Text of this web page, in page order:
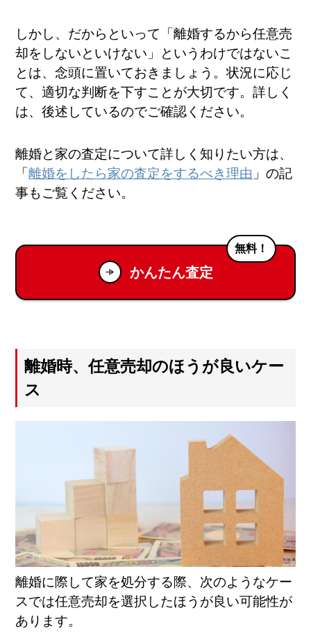
しかし、だからといって「離婚するから任意売
却をしないといけない」というわけではないこ
とは、念頭に置いておきましょう。状況に応じ
て、適切な判断を下すことが大切です。詳しく
は、後述しているのでご確認ください。
離婚と家の査定について詳しく知りたい方は、
「離婚をしたら家の査定をするべき理由 」の記
事もご覧ください。
かんたん査定
無料！
離婚時、任意売却のほうが良いケー
ス
離婚に際して家を処分する際、次のようなケー
スでは任意売却を選択したほうが良い可能性が
あります。